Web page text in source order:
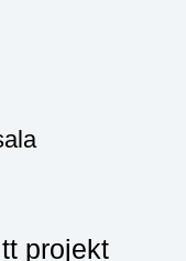
projekt